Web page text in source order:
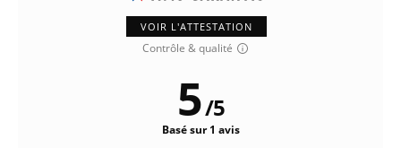
VOIR L'ATTESTATION
Contrôle & qualité
5/5
Basé sur 1 avis